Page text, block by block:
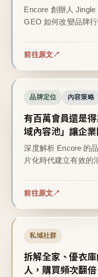
Encore 創辦人
GEO 如何改變品牌行
前往原文
品牌定位 內容策略
有百萬會員還是
域內容池」讓企
深度解析 Encore 的
片化時代建立有效的
前往原文
私域社群
拆解全家、優衣
人，購買頻次翻倍